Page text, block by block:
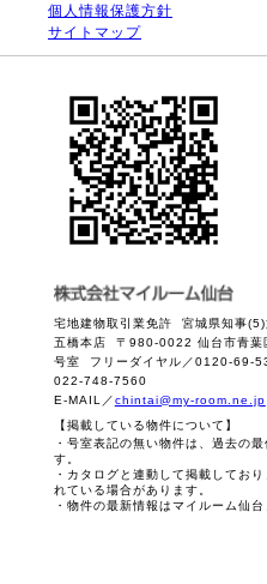
個人情報保護方針
サイトマップ
宅地建物取引業免許 宮城県知事
五橋本店 〒980-0022 仙台市青葉
号室 フリーダイヤル／0120-
022-748-7560
E-MAIL／chintai@my-room.ne.jp
【掲載している物件について】
・号室表記の無い物件は、過去の
す。
・カタログと連動して掲載してお
れている場合があります。
・物件の最新情報はマイルーム仙台